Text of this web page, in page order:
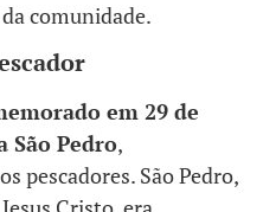
comunidade.
em 29 de
São Pedro,
pescadores. São Pedro,